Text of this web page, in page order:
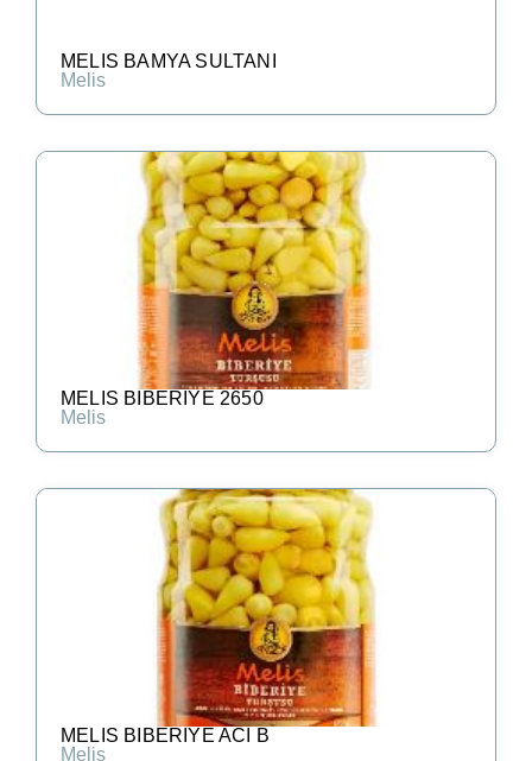
MELIS BAMYA SULTANI
Melis
MELIS BIBERIYE 2650
Melis
MELIS BIBERIYE ACI B
Melis